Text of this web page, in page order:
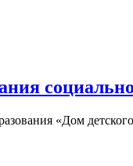
«Дом